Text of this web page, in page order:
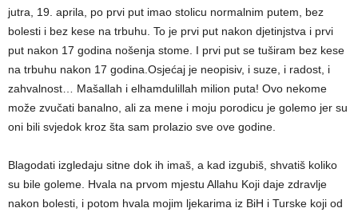
jutra, 19. aprila, po prvi put imao stolicu normalnim putem, bez
bolesti i bez kese na trbuhu. To je prvi put nakon djetinjstva i prvi
put nakon 17 godina nošenja stome. I prvi put se tuširam bez kese
na trbuhu nakon 17 godina.Osjećaj je neopisiv, i suze, i radost, i
zahvalnost… Mašallah i elhamdulillah milion puta! Ovo nekome
može zvučati banalno, ali za mene i moju porodicu je golemo jer su
oni bili svjedok kroz šta sam prolazio sve ove godine.
Blagodati izgledaju sitne dok ih imaš, a kad izgubiš, shvatiš koliko
su bile goleme. Hvala na prvom mjestu Allahu Koji daje zdravlje
nakon bolesti, i potom hvala mojim ljekarima iz BiH i Turske koji od